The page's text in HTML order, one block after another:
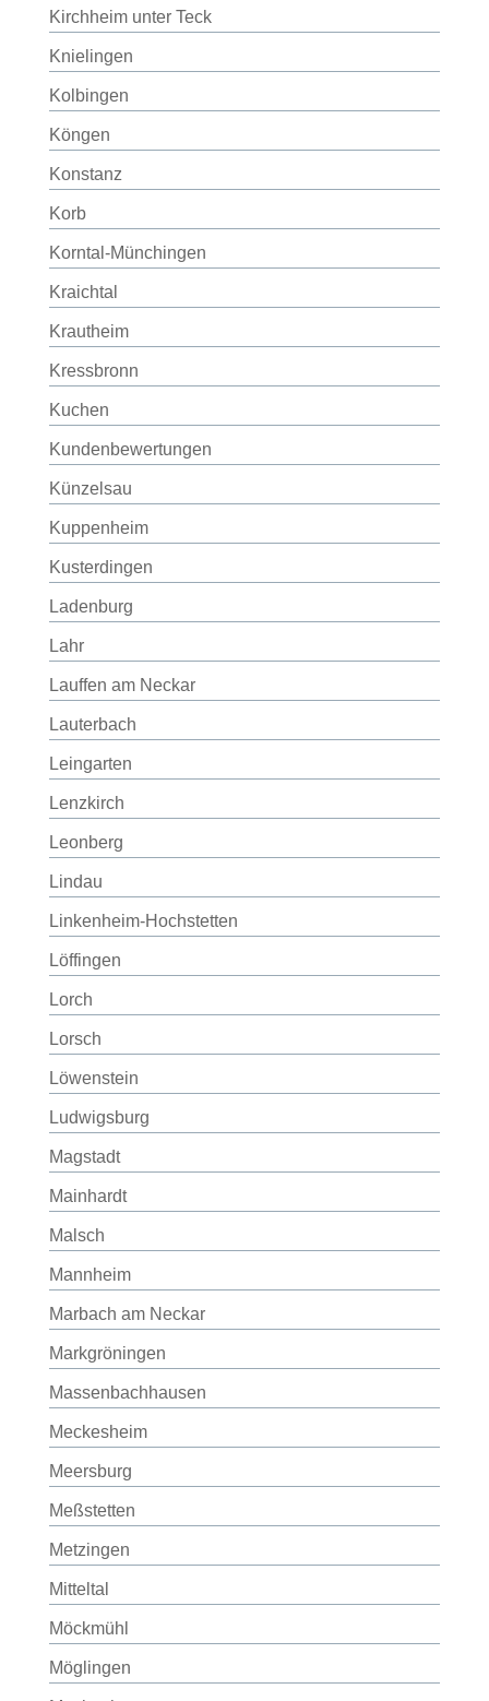
Kirchheim unter Teck
Knielingen
Kolbingen
Köngen
Konstanz
Korb
Korntal-Münchingen
Kraichtal
Krautheim
Kressbronn
Kuchen
Kundenbewertungen
Künzelsau
Kuppenheim
Kusterdingen
Ladenburg
Lahr
Lauffen am Neckar
Lauterbach
Leingarten
Lenzkirch
Leonberg
Lindau
Linkenheim-Hochstetten
Löffingen
Lorch
Lorsch
Löwenstein
Ludwigsburg
Magstadt
Mainhardt
Malsch
Mannheim
Marbach am Neckar
Markgröningen
Massenbachhausen
Meckesheim
Meersburg
Meßstetten
Metzingen
Mitteltal
Möckmühl
Möglingen